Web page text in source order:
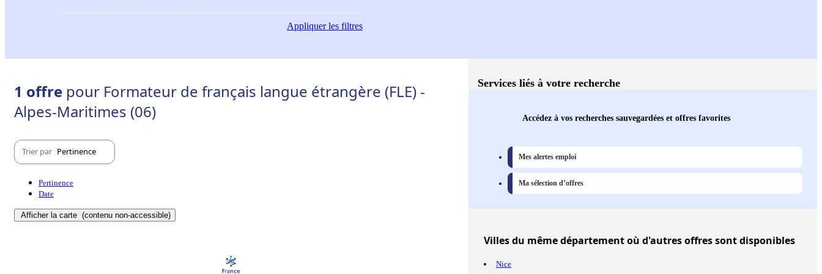
Appliquerles filtres
1 offre pour Formateur de français langue étrangère (FLE) -
Alpes-Maritimes (06)
Trier par Pertinence
Pertinence
Date
Afficher la carte (contenu non-accessible)
Services liés à votre recherche
Accédez à vos recherches sauvegardées et offres favorites
Mes alertes emploi
Ma sélection d’offres
Villesdu même département où d'autres offres sont disponibles
Nice